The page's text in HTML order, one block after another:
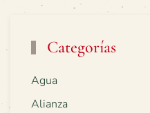
Categorías
Agua
Alianza